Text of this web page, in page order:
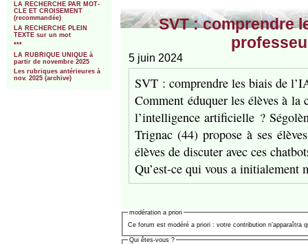
LA RECHERCHE PAR MOT-
CLE ET CROISEMENT
(recommandée)
LA RECHERCHE PLEIN
TEXTE sur un mot
***
LA RUBRIQUE UNIQUE à
partir de novembre 2025
Les rubriques antérieures à
nov. 2025 (archive)
SVT : comprendre
5 juin 2024
SVT : comprendre les biais de
Comment éduquer les élèves à
l’intelligence artificielle ?
Trignac (44) propose à ses
élèves de discuter avec ces
Qu’est-ce qui vous a
modération a priori
Ce forum est modéré a priori : votre contribution n’apparaîtra
Qui êtes-vous ?